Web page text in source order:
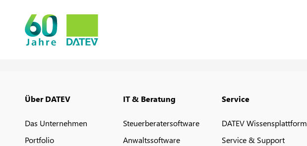
Über DATEV
Das Unternehmen
Portfolio
IT & Beratung
Steuerberatersoftware
Anwaltssoftware
Service
DATEV Wissensplattform
Service & Support